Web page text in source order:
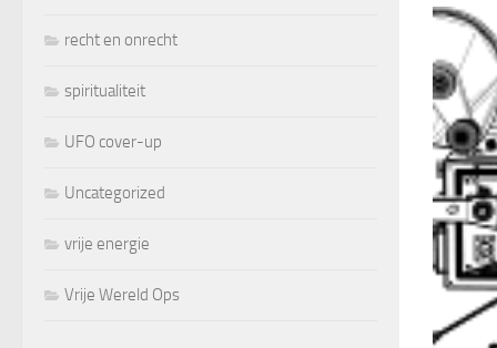
recht en onrecht
spiritualiteit
UFO cover-up
Uncategorized
vrije energie
Vrije Wereld Ops